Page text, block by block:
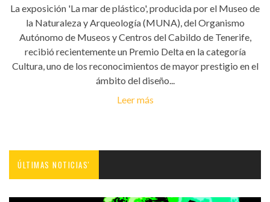
La exposición 'La mar de plástico', producida por el Museo de
la Naturaleza y Arqueología (MUNA), del Organismo
Autónomo de Museos y Centros del Cabildo de Tenerife,
recibió recientemente un Premio Delta en la categoría
Cultura, uno de los reconocimientos de mayor prestigio en el
ámbito del diseño...
Leer más
ÚLTIMAS NOTICIAS'